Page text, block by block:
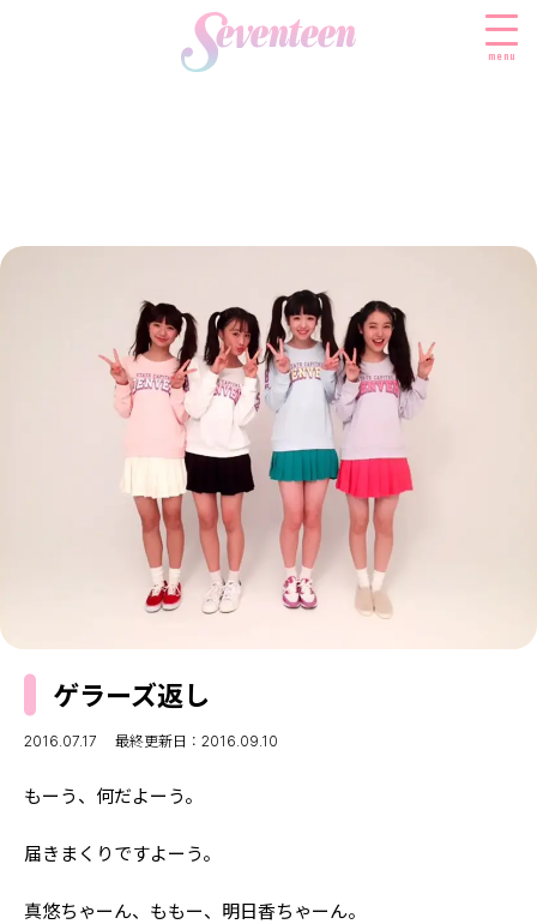
menu
FASHION
モデル私服
着回し
ビューティニュース
トレンドメイク
ベストコスメ
ヘアアレンジ・ヘアケア
ボディケア
SCHOOL
スクールニュース
制服コーデ
学校ヘアメイク
勉強・受験・進路
ENTERTAINMENT
エンタメニュース
ライフスタイルニュース
JKランキング・アワード
モデルの購入品
JK TREND
JKトレンドニュース
MODELS
MODEL'S BLOG
TikTok
Instagram
YouTube
FORTUNE
MISS SEVENTEEN
MAGAZINE
ゲラーズ返し
2016.07.17 最終更新日：2016.09.10
もーう、何だよーう。
届きまくりですよーう。
真悠ちゃーん、ももー、明日香ちゃーん。